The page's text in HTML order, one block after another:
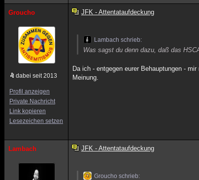
Groucho
dabei seit 2013
Profil anzeigen
Private Nachricht
Link kopieren
Lesezeichen setzen
JFK - Attentataufdeckung
Lambach schrieb:
Was sagst du denn dazu, daß das
Da ich - entgegen eurer Behauptungen -
Meinung.
Lambach JFK - Attentataufdeckung
Groucho schrieb: